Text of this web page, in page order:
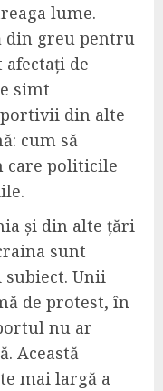
lume.
din greu pentru
de
simt
din alte
cum să
care politicile
și din alte țări
sunt
Unii
de protest, în
nu ar
Această
mai largă a